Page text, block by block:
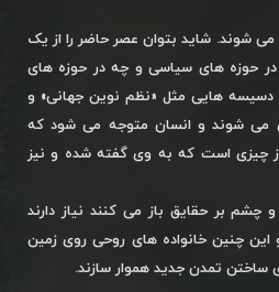
شوند. شاید بتوان عصر حاضر را از یک
در حوزه های سیاسی و چه در حوزه های
دسیسه هایی مثل «نظم نوین جهانی» و
می شوند و انسان متوجه می شود که
از چیزی است که به وی گفته شده و نیز
چشم بر حقایق باز می کنند نیاز دارند
و این چنین خانواده های روحی روی زمین
ساختن تمدن جدید هموار سازند.